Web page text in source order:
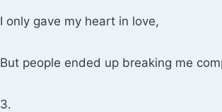
I only gave my heart in love,
But people ended up breaking me
3.